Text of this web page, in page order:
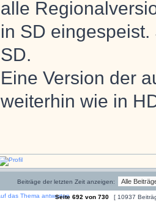
alle
in SD
SD.
Eine Version der
weiterhin wie in
Beiträge der letzten Zeit anzeigen:
Seite 692 von 730 [ 10937